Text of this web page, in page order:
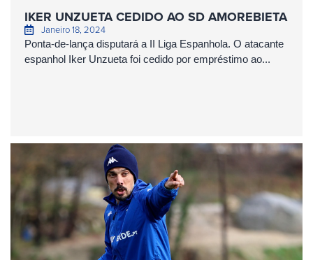
IKER UNZUETA CEDIDO AO SD AMOREBIETA
Janeiro 18, 2024
Ponta-de-lança disputará a II Liga Espanhola. O atacante
espanhol Iker Unzueta foi cedido por empréstimo ao...